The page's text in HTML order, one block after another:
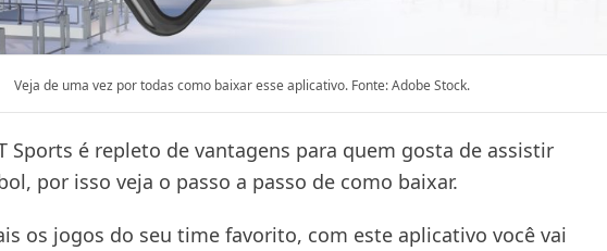
Veja de uma vez por todas como baixar esse aplicativo. Fonte: Adobe Stock.
Sports é repleto de vantagens para quem gosta de assistir
por isso veja o passo a passo de como baixar.
os jogos do seu time favorito, com este aplicativo você vai